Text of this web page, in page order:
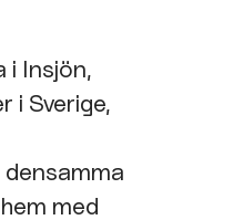
i Insjön,
i Sverige,
med